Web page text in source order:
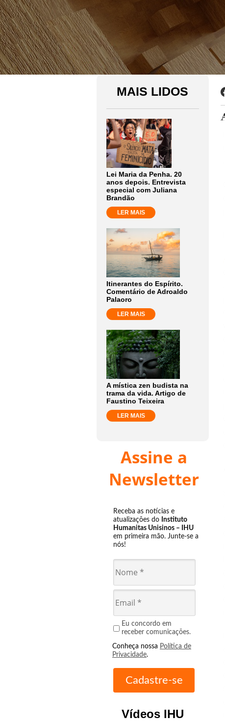
MAIS LIDOS
Lei Maria da Penha. 20
anos depois. Entrevista
especial com Juliana
Brandão
LER MAIS
Itinerantes do Espírito.
Comentário de Adroaldo
Palaoro
LER MAIS
A mística zen budista na
trama da vida. Artigo de
Faustino Teixeira
LER MAIS
Assine a
Newsletter
Receba as notícias e
atualizações do Instituto
Humanitas Unisinos – IHU
em primeira mão. Junte-se a
nós!
Eu concordo em
receber comunicações.
Conheça nossa Política de
Privacidade.
Vídeos IHU